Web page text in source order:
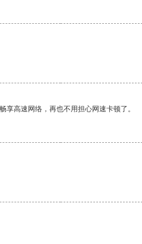
高速网络，再也不用担心网速卡顿了。